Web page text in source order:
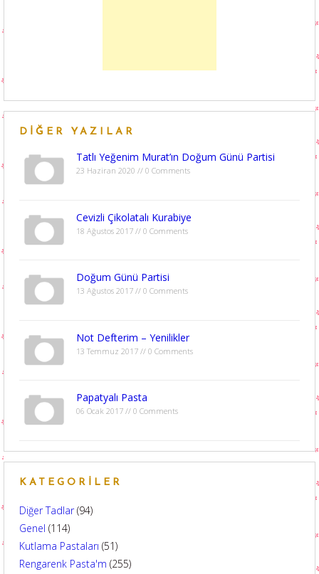
DIĞER YAZILAR
Tatlı Yeğenim Murat’ın Doğum Günü Partisi
23 Haziran 2020 // 0 Comments
Cevizli Çikolatalı Kurabiye
18 Ağustos 2017 // 0 Comments
Doğum Günü Partisi
13 Ağustos 2017 // 0 Comments
Not Defterim – Yenilikler
13 Temmuz 2017 // 0 Comments
Papatyalı Pasta
06 Ocak 2017 // 0 Comments
KATEGORILER
Diğer Tadlar(94)
Genel (114)
Kutlama Pastaları (51)
Rengarenk Pasta'm (255)